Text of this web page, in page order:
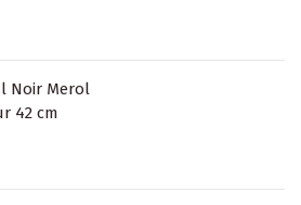
Noir Merol
42 cm